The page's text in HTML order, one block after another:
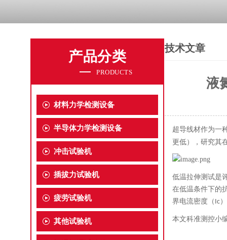
产品分类
PRODUCTS
材料力学检测设备
半导体力学检测设备
冲击试验机
插拔力试验机
疲劳试验机
其他试验机
技术文章
液
超导线材作为一
更低），研究其
低温拉伸测试是
在低温条件下的
界电流密度（ Ic
本文科准测控小